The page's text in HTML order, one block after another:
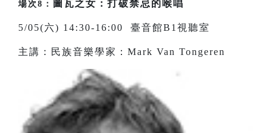
場次8： 圖瓦之女：打破禁忌的喉唱
5/05(六) 14:30-16:00 臺音館B1視聽室
主講：民族音樂學家：Mark Van Tongeren